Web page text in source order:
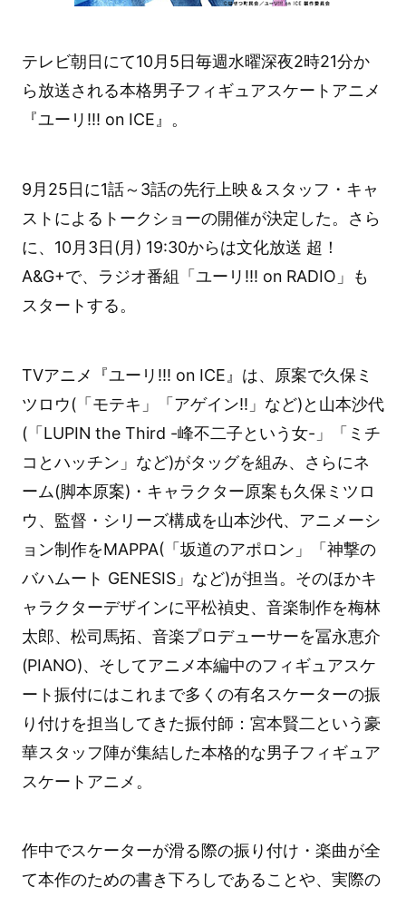
テレビ朝日にて10月5日毎週水曜深夜2時21分か
ら放送される本格男子フィギュアスケートアニメ
『ユーリ!!! on ICE』。
9月25日に1話～3話の先行上映＆スタッフ・キャ
ストによるトークショーの開催が決定した。さら
に、10月3日(月) 19:30からは文化放送 超！
A&G+で、ラジオ番組「ユーリ!!! on RADIO」も
スタートする。
TVアニメ『ユーリ!!! on ICE』は、原案で久保ミ
ツロウ(「モテキ」「アゲイン!!」など)と山本沙代
(「LUPIN the Third -峰不二子という女-」「ミチ
コとハッチン」など)がタッグを組み、さらにネ
ーム(脚本原案)・キャラクター原案も久保ミツロ
ウ、監督・シリーズ構成を山本沙代、アニメーシ
ョン制作をMAPPA(「坂道のアポロン」「神撃の
バハムート GENESIS」など)が担当。そのほかキ
ャラクターデザインに平松禎史、音楽制作を梅林
太郎、松司馬拓、音楽プロデューサーを冨永恵介
(PIANO)、そしてアニメ本編中のフィギュアスケ
ート振付にはこれまで多くの有名スケーターの振
り付けを担当してきた振付師：宮本賢二という豪
華スタッフ陣が集結した本格的な男子フィギュア
スケートアニメ。
作中でスケーターが滑る際の振り付け・楽曲が全
て本作のための書き下ろしであることや、実際の